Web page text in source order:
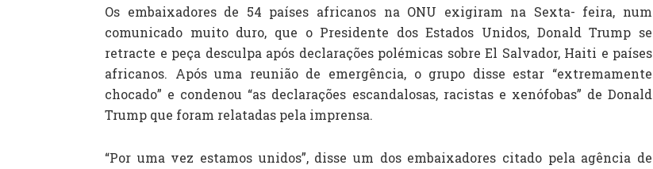
Os embaixadores de 54 países africanos na ONU exigiram na Sexta- feira, num
comunicado muito duro, que o Presidente dos Estados Unidos, Donald Trump se
retracte e peça desculpa após declarações polémicas sobre El Salvador, Haiti e países
africanos. Após uma reunião de emergência, o grupo disse estar “extremamente
chocado” e condenou “as declarações escandalosas, racistas e xenófobas” de Donald
Trump que foram relatadas pela imprensa.
“Por uma vez estamos unidos”, disse um dos embaixadores citado pela agência de